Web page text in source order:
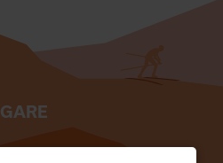
GARE